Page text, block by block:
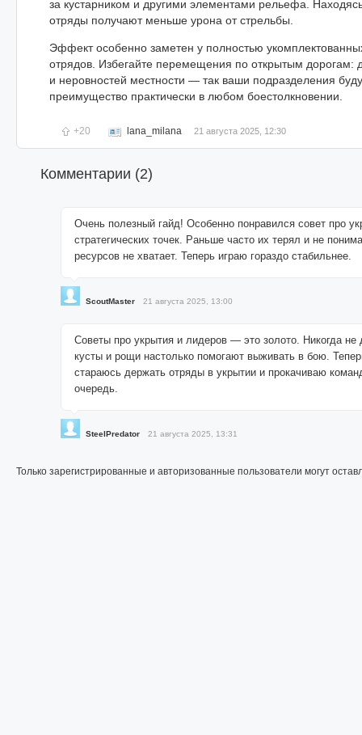
за кустарником и другими элементами рельефа.
отряды получают меньше урона от стрельбы.
Эффект особенно заметен у полностью
отрядов. Избегайте перемещения по открытым дорогам:
и неровностей местности — так ваши подразделения
преимущество практически в любом боестолкновении.
+20 lana_milana 21 августа 2025, 12:30
Комментарии (2)
Очень полезный гайд! Особенно понравился совет про
стратегических точек. Раньше часто их терял и не
ресурсов не хватает. Теперь играю гораздо стабильнее.
ScoutMaster 21 августа 2025, 13:00
Советы про укрытия и лидеров — это золото. Никогда не
кусты и рощи настолько помогают выживать в бою.
стараюсь держать отряды в укрытии и прокачиваю
очередь.
SteelPredator 21 августа 2025, 13:31
Только зарегистрированные и авторизованные пользователи могут